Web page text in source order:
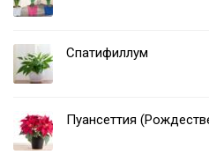
Спатифиллум
Пуансеттия